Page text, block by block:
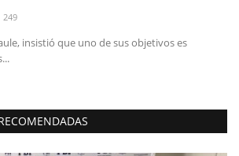
249
insistió que uno de sus objetivos es